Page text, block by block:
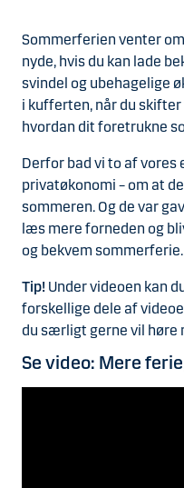
Sommerferien venter
nyde, hvis du kan lade
svindel og ubehagelige
i kufferten, når du
hvordan dit foretrukne
Derfor bad vi to af vores
privatøkonomi – om at
sommeren. Og de var
læs mere forneden og
og bekvem sommerferie.
Tip! Under videoen kan
forskellige dele af
du særligt gerne vil høre
Se video: Mere